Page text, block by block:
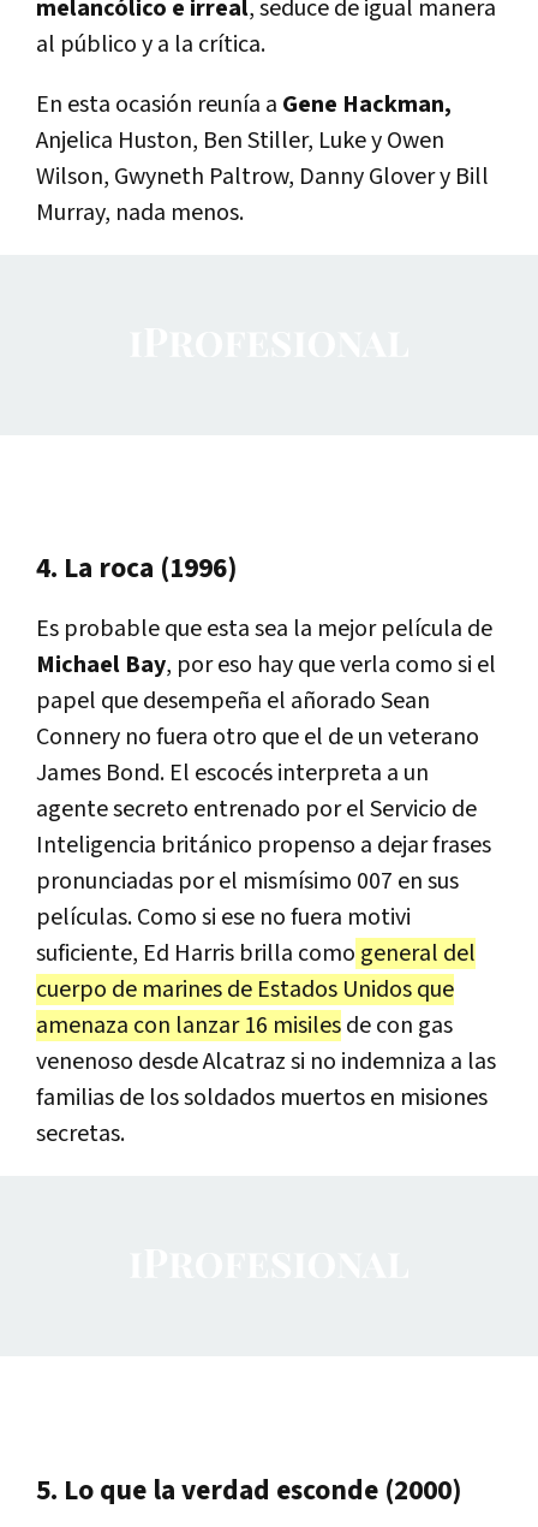
melancólico e irreal, seduce de igual manera
al público y a la crítica.
En esta ocasión reunía a Gene Hackman,
Anjelica Huston, Ben Stiller, Luke y Owen
Wilson, Gwyneth Paltrow, Danny Glover y Bill
Murray, nada menos.
4. La roca (1996)
Es probable que esta sea la mejor película de
Michael Bay, por eso hay que verla como si el
papel que desempeña el añorado Sean
Connery no fuera otro que el de un veterano
James Bond. El escocés interpreta a un
agente secreto entrenado por el Servicio de
Inteligencia británico propenso a dejar frases
pronunciadas por el mismísimo 007 en sus
películas. Como si ese no fuera motivi
suficiente, Ed Harris brilla como general del
cuerpo de marines de Estados Unidos que
amenaza con lanzar 16 misilesde con gas
venenoso desde Alcatraz si no indemniza a las
familias de los soldados muertos en misiones
secretas.
5. Lo que la verdad esconde (2000)